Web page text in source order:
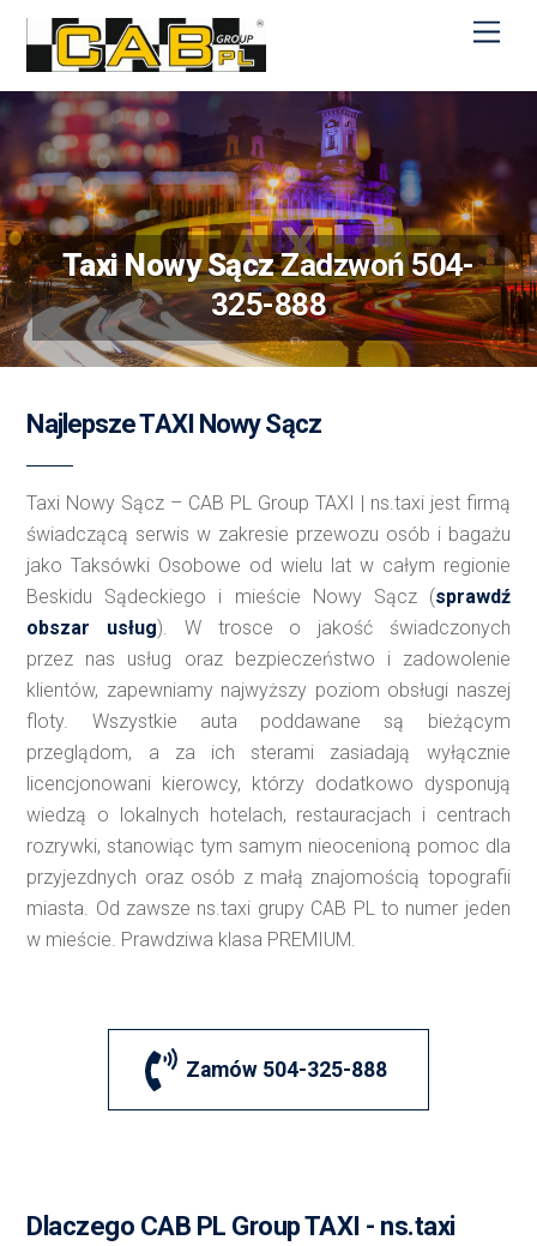
M
e
u
Taxi Nowy SączZadzwoń 504-
325-888
Najlepsze TAXI Nowy Sącz
Taxi Nowy Sącz – CAB PL Group TAXI | ns.taxi jest firmą
świadczącą serwis w zakresie przewozu osób i bagażu
jako Taksówki Osobowe od wielu lat w całym regionie
Beskidu Sądeckiego i mieście Nowy Sącz (sprawdź
obszar usług). W trosce o jakość świadczonych
przez nas usług oraz bezpieczeństwo i zadowolenie
klientów, zapewniamy najwyższy poziom obsługi naszej
floty. Wszystkie auta poddawane są bieżącym
przeglądom, a za ich sterami zasiadają wyłącznie
licencjonowani kierowcy, którzy dodatkowo dysponują
wiedzą o lokalnych hotelach, restauracjach i centrach
rozrywki, stanowiąc tym samym nieocenioną pomoc dla
przyjezdnych oraz osób z małą znajomością topografii
miasta. Od zawsze ns.taxi grupy CAB PL to numer jeden
w mieście. Prawdziwa klasa PREMIUM.
Zamów 504-325-888
Dlaczego CAB PL Group TAXI - ns.taxi